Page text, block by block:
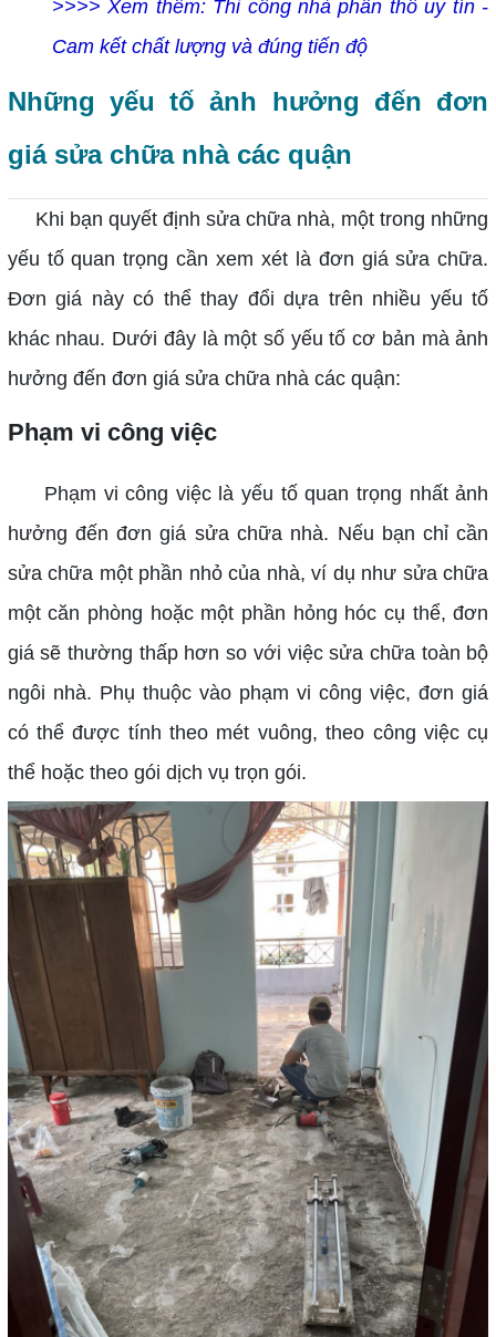
>>>> Xem thêm: Thi công nhà phần thô uy tín -
Cam kết chất lượng và đúng tiến độ
Những yếu tố ảnh hưởng đến đơn
giá sửa chữa nhà các quận
Khi bạn quyết định sửa chữa nhà, một trong những
yếu tố quan trọng cần xem xét là đơn giá sửa chữa.
Đơn giá này có thể thay đổi dựa trên nhiều yếu tố
khác nhau. Dưới đây là một số yếu tố cơ bản mà ảnh
hưởng đến đơn giá sửa chữa nhà các quận:
Phạm vi công việc
Phạm vi công việc là yếu tố quan trọng nhất ảnh
hưởng đến đơn giá sửa chữa nhà. Nếu bạn chỉ cần
sửa chữa một phần nhỏ của nhà, ví dụ như sửa chữa
một căn phòng hoặc một phần hỏng hóc cụ thể, đơn
giá sẽ thường thấp hơn so với việc sửa chữa toàn bộ
ngôi nhà. Phụ thuộc vào phạm vi công việc, đơn giá
có thể được tính theo mét vuông, theo công việc cụ
thể hoặc theo gói dịch vụ trọn gói.